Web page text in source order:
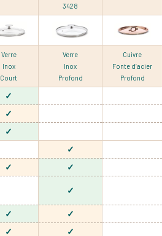
3428
Verre
Inox
Court
Verre
Inox
Profond
Cuivre
Fonte d’acier
Profond